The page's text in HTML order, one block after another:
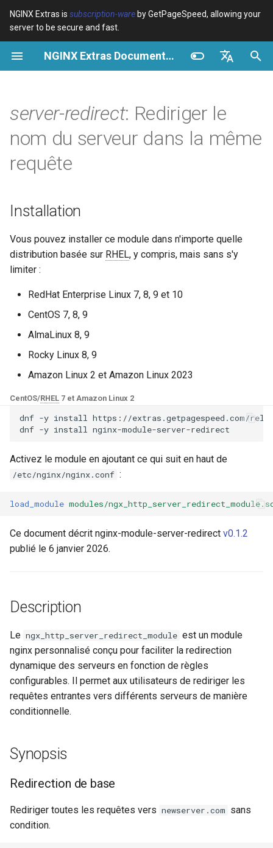
NGINX Extras is subscription-ware by GetPageSpeed, allowing your
server to be secure and fast.
NGINX Extras Documentation
Español
Português (Brasil)
I
n
l
s
a
t
e
c
h
r
e
Variables $bot_name
$bot_producer
$browser_version
$device_brand
$device_type
$is_desktop
$is_mobile
$os_family
$os_name
Examples
Troubleshooting
Related
Directives geoip2
geoip2_proxy
Examples
Troubleshooting
Related
Synopsis
Redirection conditionnelle
Redirection programmée
Configuration
Directive :
schedule_redirect
Variable :
$server_redirect_original_host
GitHub
acme
ada
auto-ssl
aws-auth
balancer
base-encoding
cache
checkups
consul-event
core
cors
counter
etcd
exec
feishu-auth
healthcheck
VPS/Dedicated - FastCGI
Cache
Performance
Sécurité
RHEL/CentOS
NGINX-MOD - NGINX
amélioré avec HTTP/3,
HPACK et vérifications de
Serveur Web Tengine -
Rocky Linux
Modules NGINX pour le
panneau de contrôle Plesk -
Modules NGINX cPanel EA4 -
Transformez ea-nginx en une
puissance de performance et
de sécurité
Support HTTP/3 QUIC de
NGINX - Paquets RPM pour
RHEL et CentOS
Serveur Web Angie - Installer
sur RHEL, CentOS, Rocky
server-redirect: Rediriger le
nom du serveur dans la même
requête
Installation
Vous pouvez installer ce module dans n'importe quelle
distribution basée sur RHEL, y compris, mais sans s'y
limiter :
RedHat Enterprise Linux 7, 8, 9 et 10
CentOS 7, 8, 9
AlmaLinux 8, 9
Rocky Linux 8, 9
Amazon Linux 2 et Amazon Linux 2023
CentOS/RHEL 7 et Amazon Linux 2
dnf -y install
https://extras.getpagespeed.com/
dnf -y install
Activez le module en ajoutant ce qui suit en haut de
/etc/nginx/nginx.conf :
load_module modules/
Ce document décrit nginx-module-server-redirect v0.1.2
publié le 6 janvier 2026.
Description
Le ngx_http_server_redirect_module est un module
nginx personnalisé conçu pour faciliter la redirection
dynamique des serveurs en fonction de règles
configurables. Il permet aux utilisateurs de rediriger les
requêtes entrantes vers différents serveurs de manière
conditionnelle.
Synopsis
Redirection de base
Rediriger toutes les requêtes vers newserver.com sans
condition.